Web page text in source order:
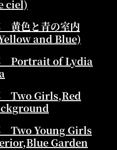
ciel)
黄色と青の室内
and Blue)
Portrait of Lydia
Two Girls,Red
Two Young Girls
Garden